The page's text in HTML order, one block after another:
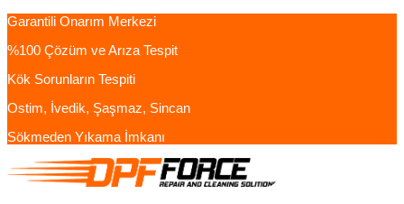
Garantili Onarım Merkezi
%100 Çözüm ve Arıza Tespit
Kök Sorunların Tespiti
Ostim, İvedik, Şaşmaz, Sincan
Sökmeden Yıkama İmkanı